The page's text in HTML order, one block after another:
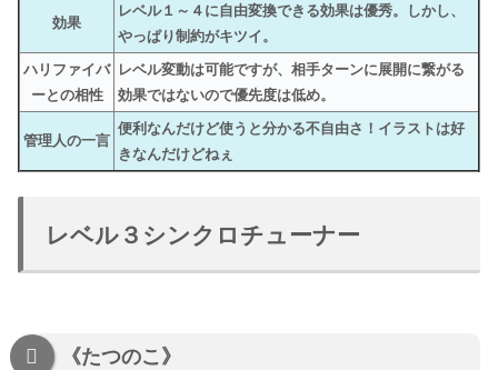
効果
レベル１～４に自由変換できる効果は優秀。しかし、
やっぱり制約がキツイ。
ハリファイバ
ーとの相性
レベル変動は可能ですが、相手ターンに展開に繋がる
効果ではないので優先度は低め。
管理人の一言
便利なんだけど使うと分かる不自由さ！イラストは好
きなんだけどねぇ
レベル３シンクロチューナー
《たつのこ》